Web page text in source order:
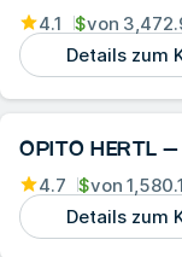
4.1 $von
Details zum
OPITO HERTL
4.7 $von
Details zum